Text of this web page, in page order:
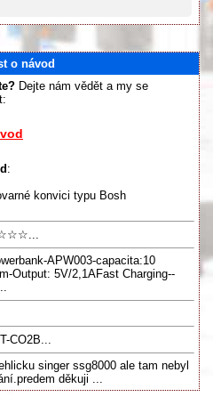
o návod
Dejte nám vědět a my se
:
konvici typu Bosh
☆☆☆...
APW003-capacita:10
Output: 5V/2,1AFast Charging--
CO2B...
singer ssg8000 ale tam nebyl
děkuji ...